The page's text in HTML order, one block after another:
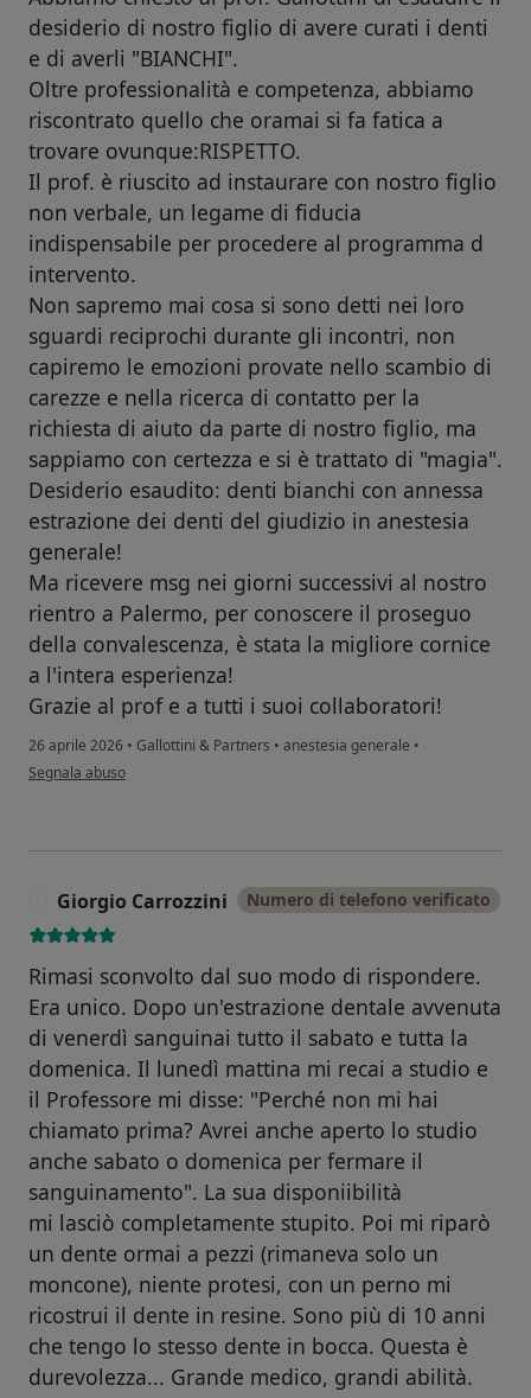
desiderio di nostro figlio di avere curati i denti
e di averli "BIANCHI".
Oltre professionalità e competenza, abbiamo
riscontrato quello che oramai si fa fatica a
trovare ovunque:RISPETTO.
Il prof. è riuscito ad instaurare con nostro figlio
non verbale, un legame di fiducia
indispensabile per procedere al programma d
intervento.
Non sapremo mai cosa si sono detti nei loro
sguardi reciprochi durante gli incontri, non
capiremo le emozioni provate nello scambio di
carezze e nella ricerca di contatto per la
richiesta di aiuto da parte di nostro figlio, ma
sappiamo con certezza e si è trattato di "magia".
Desiderio esaudito: denti bianchi con annessa
estrazione dei denti del giudizio in anestesia
generale!
Ma ricevere msg nei giorni successivi al nostro
rientro a Palermo, per conoscere il proseguo
della convalescenza, è stata la migliore cornice
a l'intera esperienza!
Grazie al prof e a tutti i suoi collaboratori!
26 aprile 2026 • Gallottini & Partners • anestesia generale •
secondo l'opinione dell'utente Salvo
Segnala abuso
Giorgio Carrozzini Numero di telefono verificato
Rimasi sconvolto dal suo modo di rispondere.
Era unico. Dopo un'estrazione dentale avvenuta
di venerdì sanguinai tutto il sabato e tutta la
domenica. Il lunedì mattina mi recai a studio e
il Professore mi disse: "Perché non mi hai
chiamato prima? Avrei anche aperto lo studio
anche sabato o domenica per fermare il
sanguinamento". La sua disponiibilità
mi lasciò completamente stupito. Poi mi riparò
un dente ormai a pezzi (rimaneva solo un
moncone), niente protesi, con un perno mi
ricostrui il dente in resine. Sono più di 10 anni
che tengo lo stesso dente in bocca. Questa è
durevolezza... Grande medico, grandi abilità.